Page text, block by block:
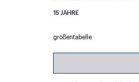
15 JAHRE
größentabelle